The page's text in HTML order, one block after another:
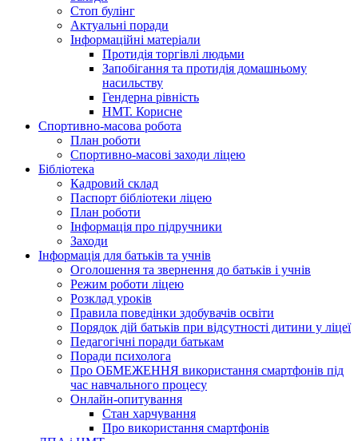
Стоп булінг
Актуальні поради
Інформаційні матеріали
Протидія торгівлі людьми
Запобігання та протидія домашньому
насильству
Гендерна рівність
НМТ. Корисне
Спортивно-масова робота
План роботи
Спортивно-масові заходи ліцею
Бібліотека
Кадровий склад
Паспорт бібліотеки ліцею
План роботи
Інформація про підручники
Заходи
Інформація для батьків та учнів
Оголошення та звернення до батьків і учнів
Режим роботи ліцею
Розклад уроків
Правила поведінки здобувачів освіти
Порядок дій батьків при відсутності дитини у ліцеї
Педагогічні поради батькам
Поради психолога
Про ОБМЕЖЕННЯ використання смартфонів під
час навчального процесу
Онлайн-опитування
Стан харчування
Про використання смартфонів